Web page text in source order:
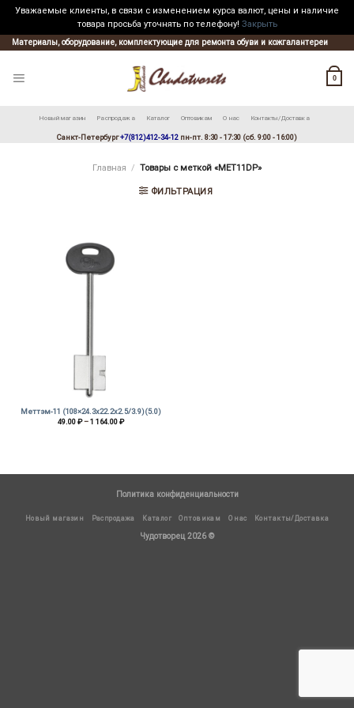
Уважаемые клиенты, в связи с изменением курса валют, цены и наличие
товара просьба уточнять по телефону! Закрыть
Skip
to
Материалы, оборудование, комплектующие для ремонта обуви и кожгалантереи
0
Новый магазин Распродажа Каталог Оптовикам О нас Контакты/Доставка
Санкт-Петербург+7(812)412-34-12 пн-пт. 8:30 - 17:30 (сб. 9:00 - 16:00)
Главная / Товары с меткой «MET11DP»
ФИЛЬТРАЦИЯ
Меттэм-11 (108×24.3х22.2х2.5/3.9)(5.0)
49.00₽ – 1 164.00₽Диапазон
Политика конфиденциальности
Новый магазин Распродажа Каталог Оптовикам О нас Контакты/Доставка
Чудотворец 2026 ©